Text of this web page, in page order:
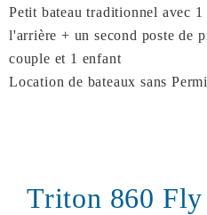
Petit bateau traditionnel avec 1
l'arrière + un second poste de
couple et 1 enfant
Location de bateaux sans
Triton 860 Fly